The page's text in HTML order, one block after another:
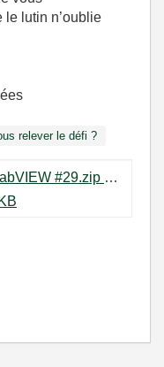
le lutin n’oublie
relever le défi ?
Vos codes réponses défi LabVIEW #29.zip ‏1267 KB
MonPseudo_Ch29.vi ‏104 KB